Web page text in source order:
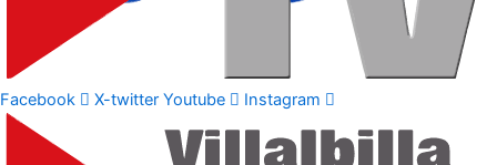
Facebook X-twitter Youtube Instagram